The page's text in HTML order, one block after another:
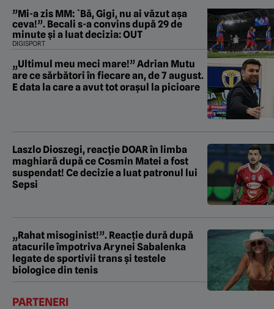
”Mi-a zis MM: `Bă, Gigi, nu ai văzut așa
ceva!”. Becali s-a convins după 29 de
minute și a luat decizia: OUT
DIGISPORT
„Ultimul meu meci mare!” Adrian Mutu
are ce sărbători în fiecare an, de 7 august.
E data la care a avut tot orașul la picioare
Laszlo Dioszegi, reacție DOAR în limba
maghiară după ce Cosmin Matei a fost
suspendat! Ce decizie a luat patronul lui
Sepsi
„Rahat misoginist!”. Reacție dură după
atacurile împotriva Arynei Sabalenka
legate de sportivii trans și testele
biologice din tenis
PARTENERI